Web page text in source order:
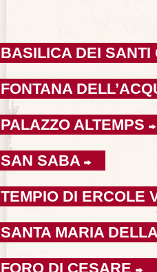
BASILICA DEI SANTI
FONTANA
PALAZZO ALTEMPS
SAN SABA
TEMPIO DI ERCOLE
SANTA MARIA
FORO DI CESARE